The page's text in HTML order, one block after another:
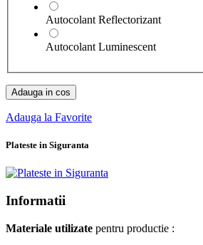
Autocolant Reflectorizant
Autocolant Luminescent
Adauga in cos
Adauga la Favorite
Plateste in Siguranta
Informatii
Materiale utilizate pentru productie :